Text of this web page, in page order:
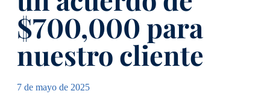
$700,000 para
nuestro cliente
7 de mayo de 2025